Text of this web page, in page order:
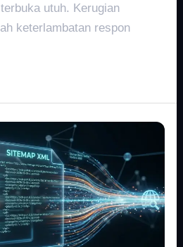
utuh. Kerugian
keterlambatan respon